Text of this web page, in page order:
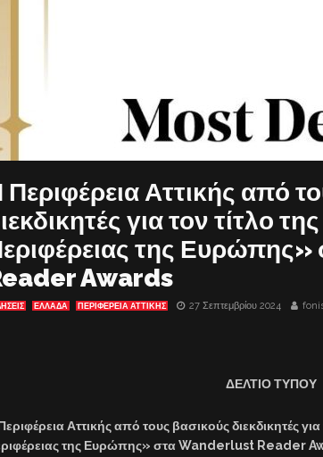
Περιφέρεια Αττικής από
για τον τίτλο
της
Awards
ΕΛΛΑΔΑ ΠΕΡΙΦΕΡΕΙΑ ΑΤΤΙΚΗΣ 27 Σεπτεμβρίου 2024
ΔΕΛΤΙΟ ΤΥΠΟΥ
Αττικής από τους βασικούς διεκδικητές
της Ευρώπης» στα Wanderlust Reader